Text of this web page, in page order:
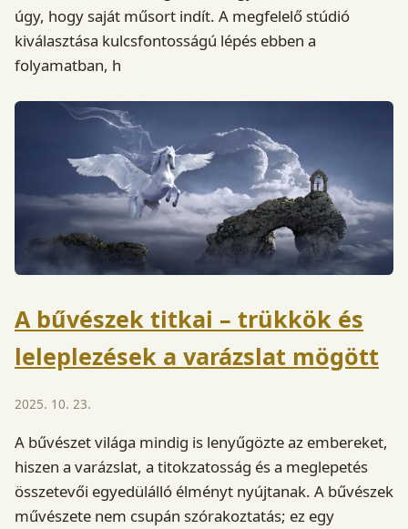
úgy, hogy saját műsort indít. A megfelelő stúdió
kiválasztása kulcsfontosságú lépés ebben a
folyamatban, h
A bűvészek titkai – trükkök és
leleplezések a varázslat mögött
2025. 10. 23.
A bűvészet világa mindig is lenyűgözte az embereket,
hiszen a varázslat, a titokzatosság és a meglepetés
összetevői egyedülálló élményt nyújtanak. A bűvészek
művészete nem csupán szórakoztatás; ez egy